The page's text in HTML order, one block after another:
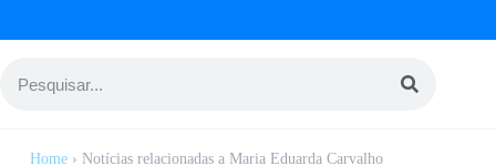
Home› Notícias relacionadas a Maria Eduarda Carvalho